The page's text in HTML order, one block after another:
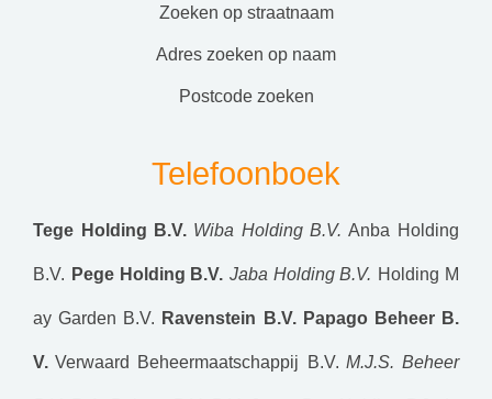
zoeken op straatnaam
adres zoeken op naam
postcode zoeken
Telefoonboek
Tege Holding B.V. Wiba Holding B.V. Anba Holding
B.V. Pege Holding B.V. Jaba Holding B.V. Holding M
ay Garden B.V. Ravenstein B.V. Papago Beheer B.
V. Verwaard Beheermaatschappij B.V. M.J.S. Beheer